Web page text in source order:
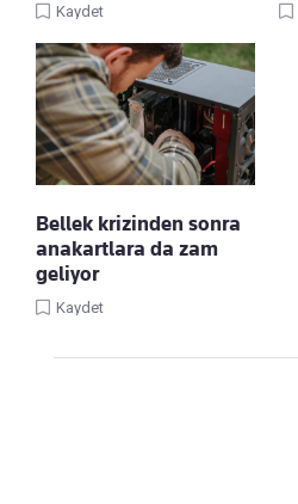
Kaydet
Bellek krizinden sonra
anakartlara da zam
geliyor
Kaydet